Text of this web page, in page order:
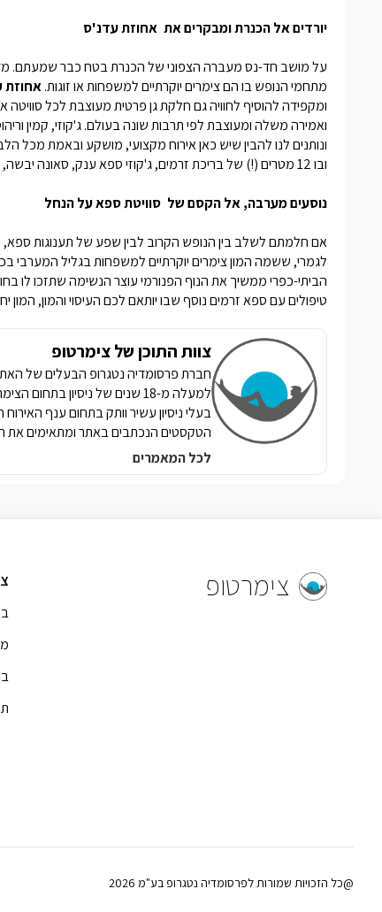
יורדים אל הכנרת ומבקרים את אחוזת עדנ'ס
על מושב חד-נס מעברה הצפוני של הכנרת בטח כבר שמעתם.
מתחמי הנופש בו הםצימרים יוקרתיים למשפחותאו זוגות.אחוזת
ומקפידה להוסיף לחוויה גם חלקת גן פרטית מעוצבת לכל
ואמירה משלה ומעוצבת לפי תרבות שונה בעולם. ג'קוזי, קמין
ונותנים לנו להבין שיש כאן אירוח מקצועי, מושקע ובאמת
ובו 12 מטרים (!) של בריכת זרמים, ג'קוזי ספא ענק, סאונה יבשה, רטובה, לאונג' ישיבה ענק וסביבת גן מוקפדת יפהפייה.
נוסעים מערבה, אל הקסם של סוויטת ספא על הנחל
אם חלמתם לשלב בין הנופש הקרוב לבין שפע של תענוגות
לגמרי, ששמה המוןצימרים יוקרתיים למשפחותבגליל המערבי
הביתי-כפרי ממשיך את הנוף הפנורמי עוצר הנשימה שתזכו לו
טיפולים עם ספא זרמים נוסף שבו יותאם לכם העיסוי והמון, המון
צוות התוכן של צימרטופ
למעלה מ-18 שנים של ניסיון
בעלי ניסיון עשיר וותק בתחום ענף
הטקסטים הנכתבים באתר ומתאימים את
לכל המאמרים
צימרטופ
@כל הזכויות שמורות לפרסומדיה נטגרופ בע"מ 2026